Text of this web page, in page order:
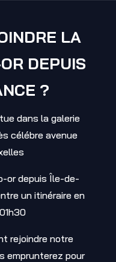
LA
DEPUIS
?
dans la galerie
célébre avenue
or depuis Île-de-
un itinéraire en
rejoindre notre
emprunterez pour